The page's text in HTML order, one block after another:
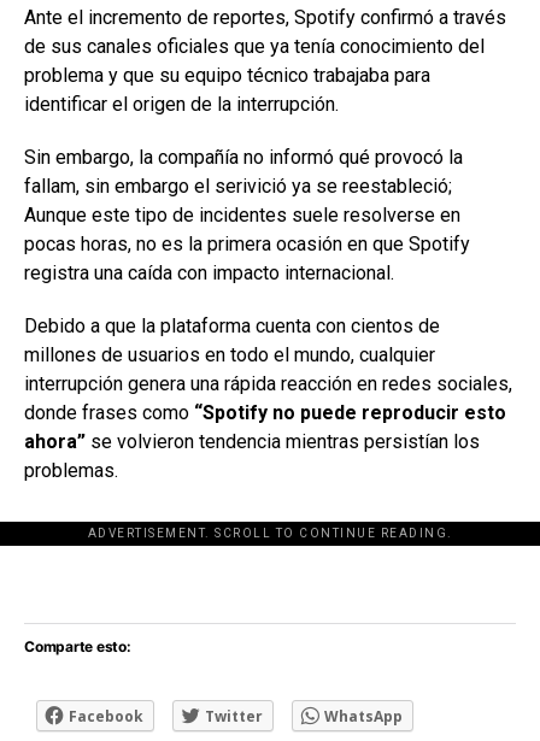
Ante el incremento de reportes, Spotify confirmó a través
de sus canales oficiales que ya tenía conocimiento del
problema y que su equipo técnico trabajaba para
identificar el origen de la interrupción.
Sin embargo, la compañía no informó qué provocó la
fallam, sin embargo el serivició ya se reestableció;
Aunque este tipo de incidentes suele resolverse en
pocas horas, no es la primera ocasión en que Spotify
registra una caída con impacto internacional.
Debido a que la plataforma cuenta con cientos de
millones de usuarios en todo el mundo, cualquier
interrupción genera una rápida reacción en redes sociales,
donde frases como “Spotify no puede reproducir esto
ahora” se volvieron tendencia mientras persistían los
problemas.
ADVERTISEMENT. SCROLL TO CONTINUE READING.
[adsforwp id="243463"]
Comparte esto:
Facebook Twitter WhatsApp